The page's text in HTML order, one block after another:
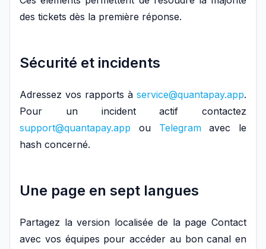
des tickets dès la première réponse.
Sécurité et incidents
Adressez vos rapports à service@quantapay.app.
Pour un incident actif contactez
support@quantapay.app ou Telegramavec le
hash concerné.
Une page en sept langues
Partagez la version localisée de la page Contact
avec vos équipes pour accéder au bon canal en